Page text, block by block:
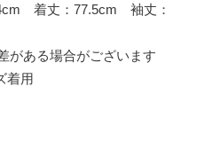
着丈：77.5cm 袖丈：
がある場合がございます
着用